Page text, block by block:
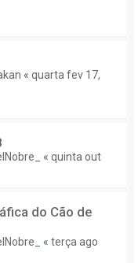
« quarta fev 17,
« quinta out
do Cão de
« terça ago